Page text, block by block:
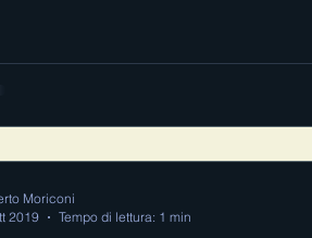
gli aspir
Moriconi
2019
Tempo di lettura: 1 min